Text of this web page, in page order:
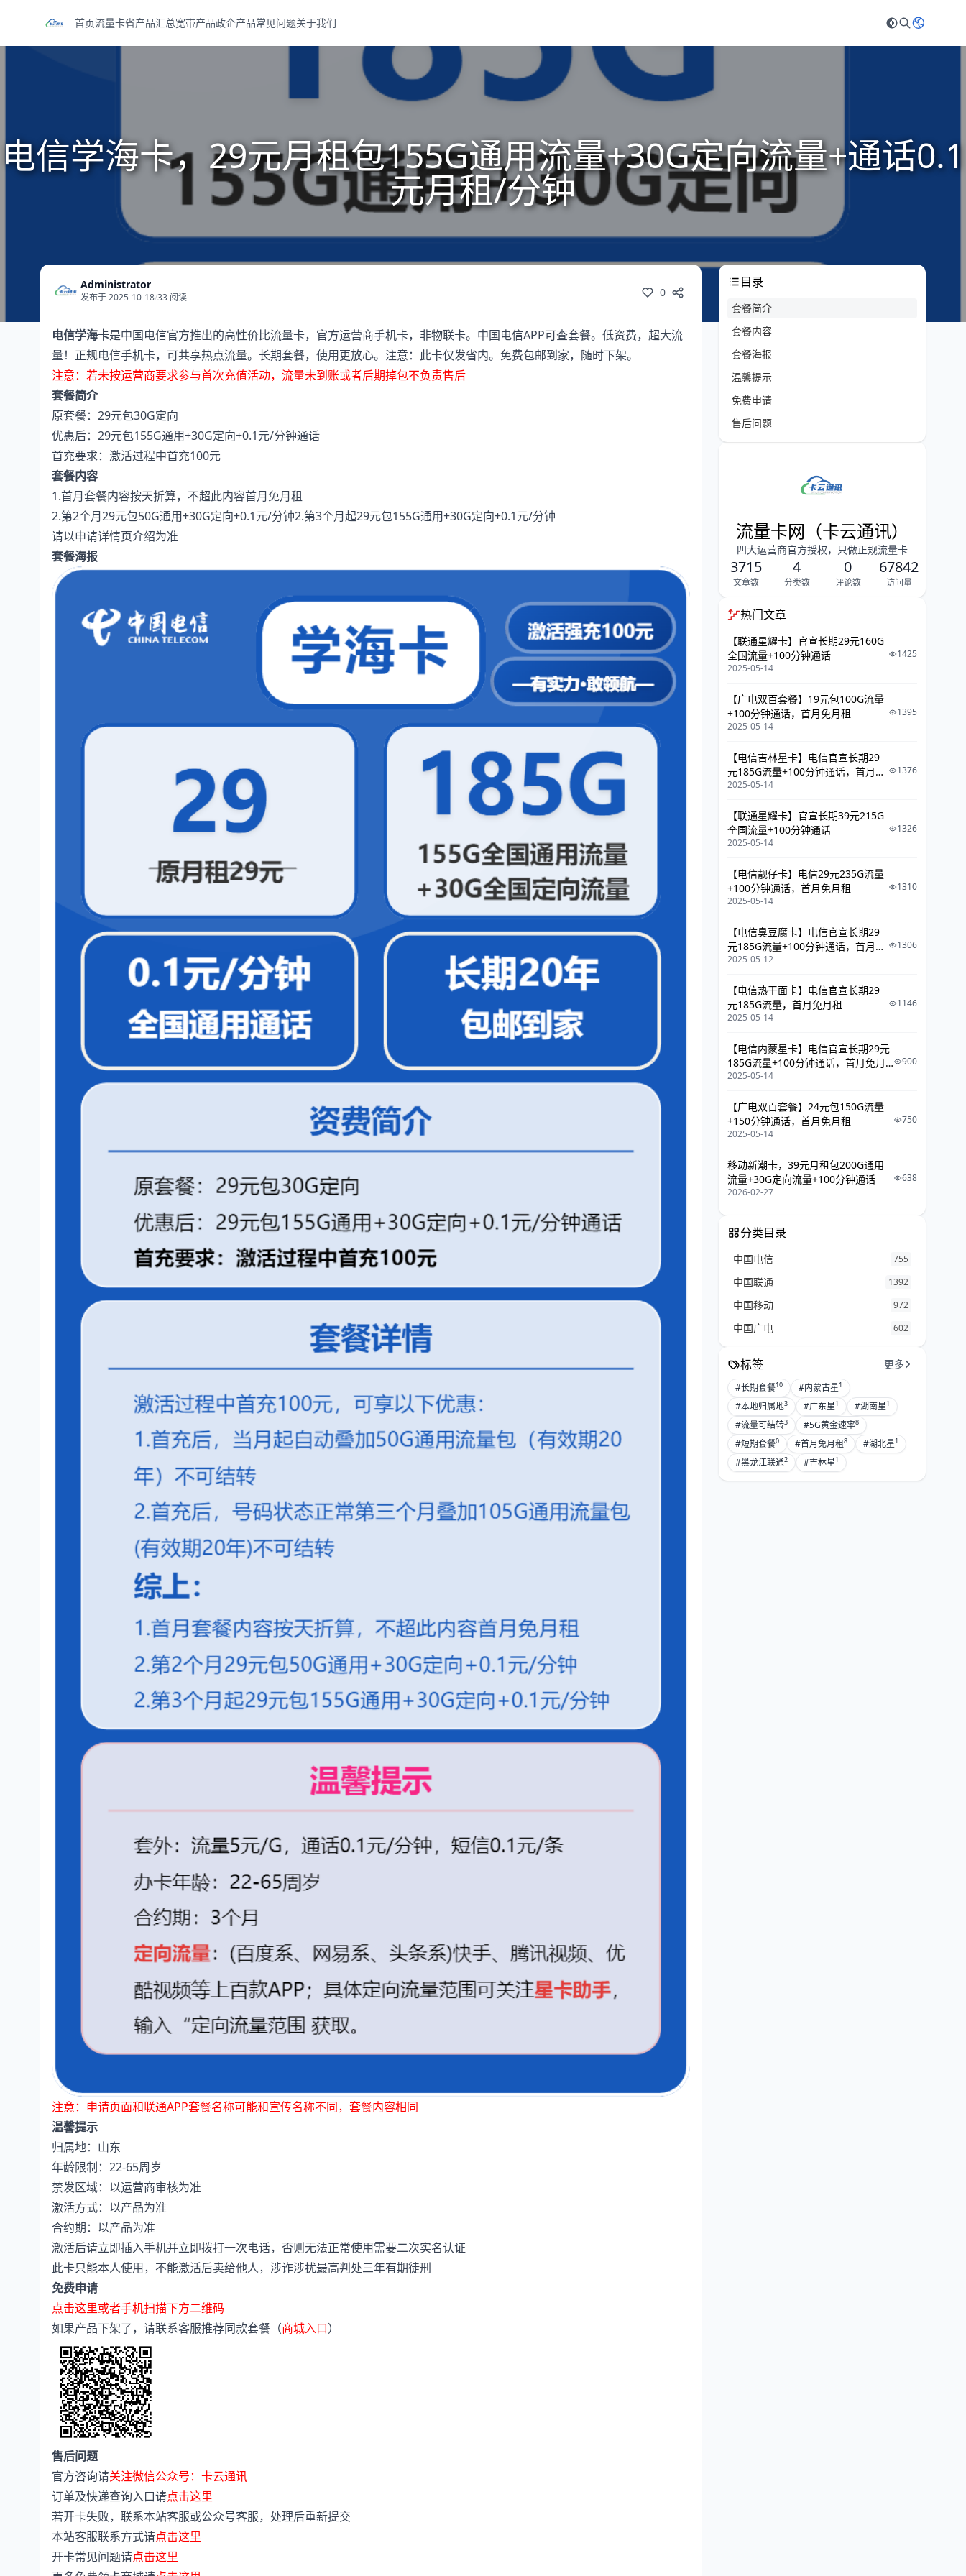
首页流量卡省产品汇总宽带产品政企产品常见问题关于我们
电信学海卡，29元月租包155G通用流量+30G定向流量+通话0.1
元月租/分钟
Administrator
发布于 2025-10-18/33 阅读 0
电信学海卡是中国电信官方推出的高性价比流量卡，官方运营商手机卡，非物联卡。中国电信APP可查套餐。低资费，超大流
量！正规电信手机卡，可共享热点流量。长期套餐，使用更放心。注意：此卡仅发省内。免费包邮到家，随时下架。
注意：若未按运营商要求参与首次充值活动，流量未到账或者后期掉包不负责售后
套餐简介
原套餐：29元包30G定向
优惠后：29元包155G通用+30G定向+0.1元/分钟通话
首充要求：激活过程中首充100元
套餐内容
1.首月套餐内容按天折算，不超此内容首月免月租
2.第2个月29元包50G通用+30G定向+0.1元/分钟2.第3个月起29元包155G通用+30G定向+0.1元/分钟
请以申请详情页介绍为准
套餐海报
注意：申请页面和联通APP套餐名称可能和宣传名称不同，套餐内容相同
温馨提示
归属地：山东
年龄限制：22-65周岁
禁发区域：以运营商审核为准
激活方式：以产品为准
合约期：以产品为准
激活后请立即插入手机并立即拨打一次电话，否则无法正常使用需要二次实名认证
此卡只能本人使用，不能激活后卖给他人，涉诈涉扰最高判处三年有期徒刑
免费申请
点击这里或者手机扫描下方二维码
如果产品下架了，请联系客服推荐同款套餐（商城入口）
售后问题
官方咨询请关注微信公众号：卡云通讯
订单及快递查询入口请点击这里
若开卡失败，联系本站客服或公众号客服，处理后重新提交
本站客服联系方式请点击这里
开卡常见问题请点击这里
目录
套餐简介
套餐内容
套餐海报
温馨提示
免费申请
售后问题
流量卡网（卡云通讯）
四大运营商官方授权，只做正规流量卡
3715
文章数
4
分类数
0
评论数
67842
访问量
热门文章
【联通星耀卡】官宣长期29元160G
全国流量+100分钟通话
2025-05-14
1425
【广电双百套餐】19元包100G流量
+100分钟通话，首月免月租
2025-05-14
1395
【电信吉林星卡】电信官宣长期29
元185G流量+100分钟通话，首月免
月租
2025-05-14
1376
【联通星耀卡】官宣长期39元215G
全国流量+100分钟通话
2025-05-14
1326
【电信靓仔卡】电信29元235G流量
+100分钟通话，首月免月租
2025-05-14
1310
【电信臭豆腐卡】电信官宣长期29
元185G流量+100分钟通话，首月免
月租
2025-05-12
1306
【电信热干面卡】电信官宣长期29
元185G流量，首月免月租
2025-05-14
1146
【电信内蒙星卡】电信官宣长期29元
185G流量+100分钟通话，首月免月
租
2025-05-14
900
【广电双百套餐】24元包150G流量
+150分钟通话，首月免月租
2025-05-14
750
移动新潮卡，39元月租包200G通用
流量+30G定向流量+100分钟通话
2026-02-27
638
分类目录
中国电信 755
中国联通 1392
中国移动 972
中国广电 602
标签 更多
#长期套餐10 #内蒙古星1
#本地归属地3 #广东星1 #湖南星1
#流量可结转3 #5G黄金速率8
#短期套餐0 #首月免月租8 #湖北星1
#黑龙江联通2 #吉林星1